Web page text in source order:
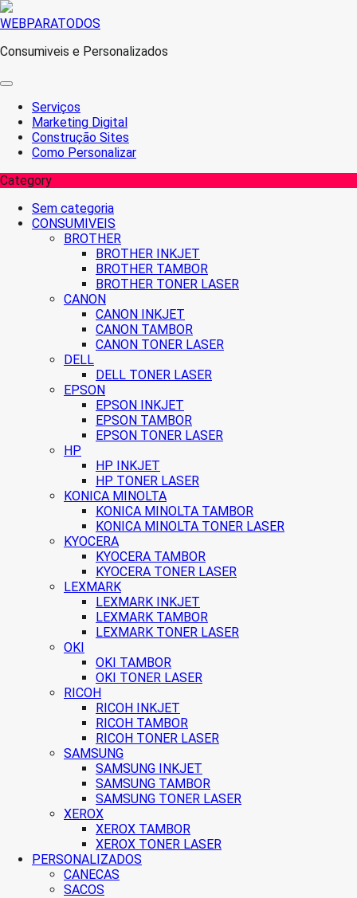
Skip
content
WEBPARATODOS
Consumiveis e Personalizados
Serviços
Marketing Digital
Construção Sites
Como Personalizar
Category
Sem categoria
CONSUMIVEIS
BROTHER
BROTHER INKJET
BROTHER TAMBOR
BROTHER TONER LASER
CANON
CANON INKJET
CANON TAMBOR
CANON TONER LASER
DELL
DELL TONER LASER
EPSON
EPSON INKJET
EPSON TAMBOR
EPSON TONER LASER
HP
HP INKJET
HP TONER LASER
KONICA MINOLTA
KONICA MINOLTA TAMBOR
KONICA MINOLTA TONER LASER
KYOCERA
KYOCERA TAMBOR
KYOCERA TONER LASER
LEXMARK
LEXMARK INKJET
LEXMARK TAMBOR
LEXMARK TONER LASER
OKI
OKI TAMBOR
OKI TONER LASER
RICOH
RICOH INKJET
RICOH TAMBOR
RICOH TONER LASER
SAMSUNG
SAMSUNG INKJET
SAMSUNG TAMBOR
SAMSUNG TONER LASER
XEROX
XEROX TAMBOR
XEROX TONER LASER
PERSONALIZADOS
CANECAS
SACOS